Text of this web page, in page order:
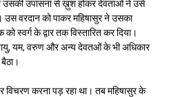
उसकी उपासना से ख़ुश होकर देवताओं ने उसे
वरदान को पाकर महिषासुर ने उसका
स्वर्ग के द्वार तक विस्तारित कर दिया।
वायु, यम, वरुण और अन्य देवतओं के भी अधिकार
विचरण करना पड़ रहा था। तब महिषासुर के